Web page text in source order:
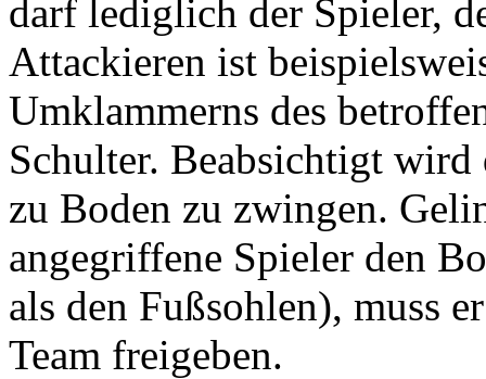
darf lediglich der Spieler,
Attackieren ist
Umklammerns des
Schulter. Beabsichtigt
zu Boden zu zwingen.
angegriffene Spieler den
als den Fußsohlen), muss
Team freigeben.